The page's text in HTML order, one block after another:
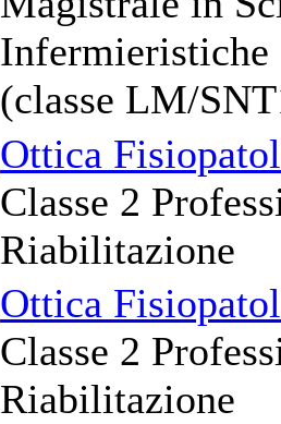
Infermieristiche
(classe LM/
Ottica
Classe 2
Riabilitazione
Ottica
Classe 2
Riabilitazione